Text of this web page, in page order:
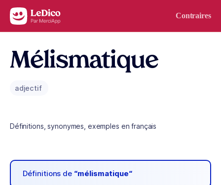
Aller au contenu Contraires
Mélismatique
adjectif
Définitions, synonymes, exemples en français
Définitions de “mélismatique“